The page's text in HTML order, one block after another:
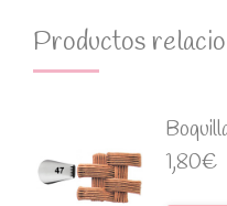
Productos
1,80€